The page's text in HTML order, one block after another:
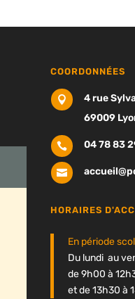
COORDONNÉES

4 rue
69009
 04 78 83

HORAIRES
En période
Du lundi au
de 9h00 à
et de 13h30 à